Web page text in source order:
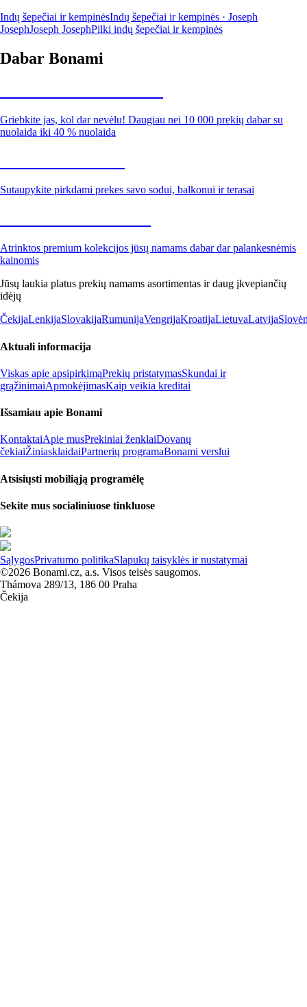
Indų šepečiai ir kempinėsIndų šepečiai ir kempinės · Joseph
JosephJoseph JosephPilki indų šepečiai ir kempinės
Dabar Bonami
Griebkite jas, kol dar nevėlu! Daugiau nei 10 000 prekių dabar su
nuolaida iki 40 % nuolaida
Sutaupykite pirkdami prekes savo sodui, balkonui ir terasai
Atrinktos premium kolekcijos jūsų namams dabar dar palankesnėmis
kainomis
Jūsų laukia platus prekių namams asortimentas ir daug įkvepiančių
idėjų
ČekijaLenkijaSlovakijaRumunijaVengrijaKroatijaLietuvaLatvija
Aktuali informacija
Viskas apie apsipirkimąPrekių pristatymasSkundai ir
grąžinimaiApmokėjimasKaip veikia kreditai
Išsamiau apie Bonami
KontaktaiApie musPrekiniai ženklaiDovanų
čekiaiŽiniasklaidaiPartnerių programaBonami verslui
Atsisiųsti mobiliąją programėlę
Sekite mus socialiniuose tinkluose
SąlygosPrivatumo politikaSlapukų taisyklės ir nustatymai
©2026 Bonami.cz, a.s. Visos teisės saugomos.
Thámova 289/13, 186 00 Praha
Čekija